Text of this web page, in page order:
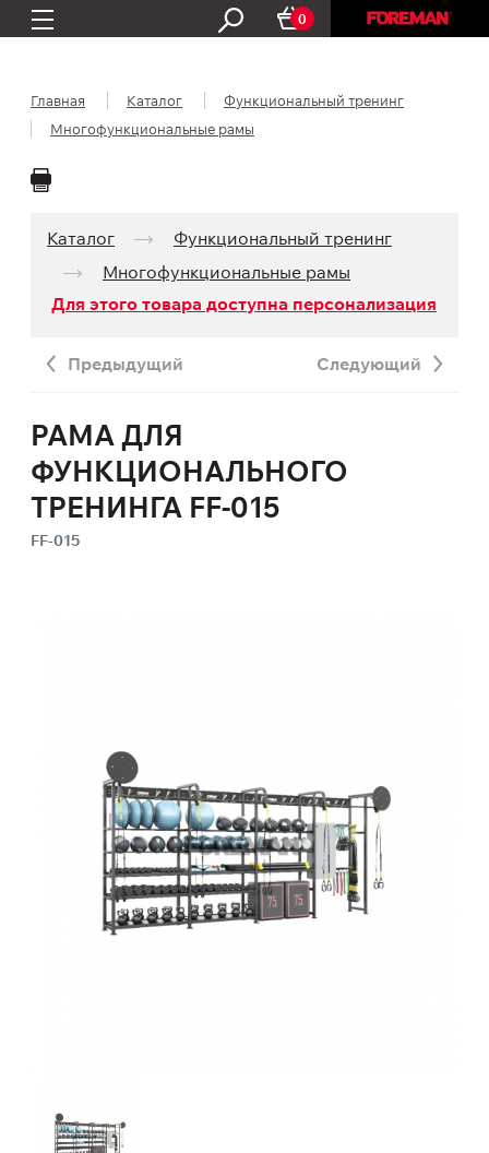
0
Главная Каталог
Функциональный тренинг
Многофункциональные рамы
Каталог
Функциональный тренинг
Многофункциональные рамы
Для этого товара доступна персонализация
Предыдущий Следующий
РАМА ДЛЯ
ФУНКЦИОНАЛЬНОГО
ТРЕНИНГА FF-015
FF-015